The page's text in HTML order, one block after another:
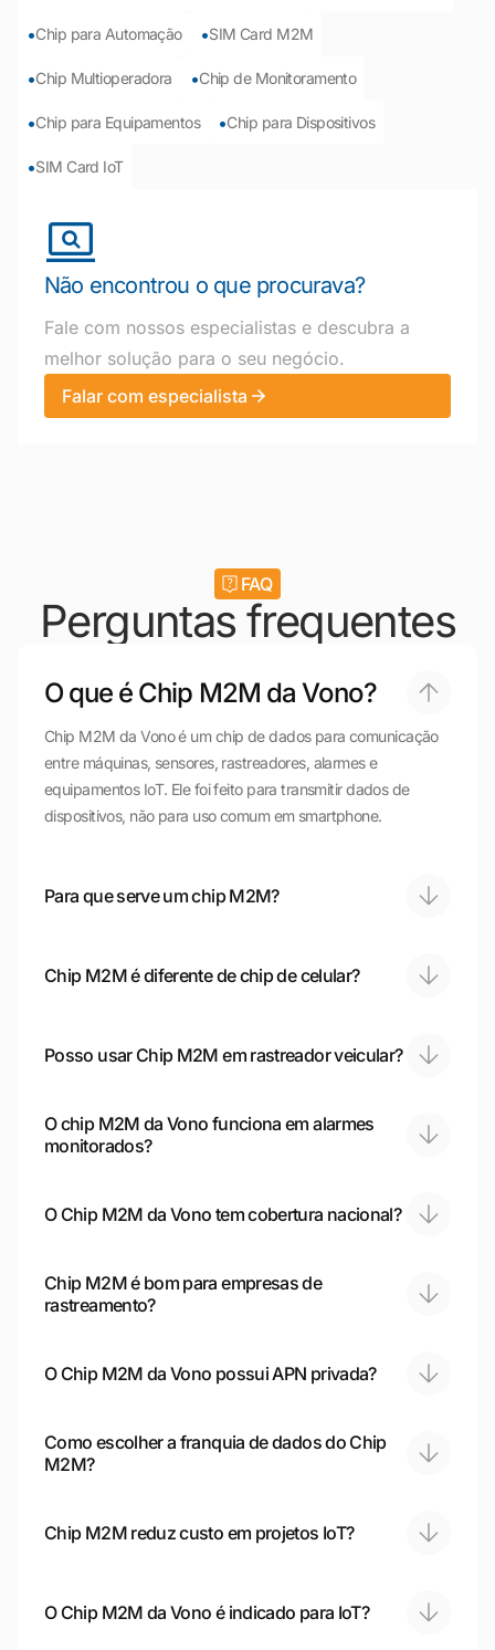
•Chip para Automação •SIM Card M2M
•Chip Multioperadora •Chip de Monitoramento
•Chip para Equipamentos •Chip para Dispositivos
•SIM Card IoT
Não encontrou o que procurava?
Fale com nossos especialistas e descubra a
melhor solução para o seu negócio.
Falar com especialista
FAQ
Perguntas frequentes
O que é Chip M2M da Vono?
Chip M2M da Vono é um chip de dados para comunicação
entre máquinas, sensores, rastreadores, alarmes e
equipamentos IoT. Ele foi feito para transmitir dados de
dispositivos, não para uso comum em smartphone.
Para que serve um chip M2M?
Chip M2M é diferente de chip de celular?
Posso usar Chip M2M em rastreador veicular?
O chip M2M da Vono funciona em alarmes
monitorados?
O Chip M2M da Vono tem cobertura nacional?
Chip M2M é bom para empresas de
rastreamento?
O Chip M2M da Vono possui APN privada?
Como escolher a franquia de dados do Chip
M2M?
Chip M2M reduz custo em projetos IoT?
O Chip M2M da Vono é indicado para IoT?